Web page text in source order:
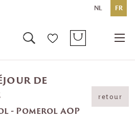
NL FR
de
- Pomerol AOP
retour